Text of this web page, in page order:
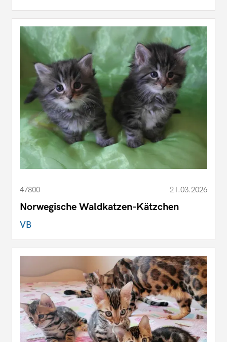
47800 21.03.2026
Norwegische Waldkatzen-Kätzchen
VB